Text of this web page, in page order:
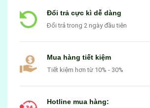
Đổi trả cực kì dễ dàng
Đổi trả trong 2 ngày đầu tiên
Mua hàng tiết kiệm
Tiết kiệm hơn từ 10% - 30%
Hotline mua hàng: